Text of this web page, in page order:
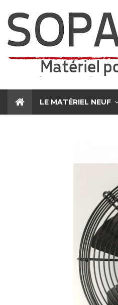
LE MATÉRIEL NEUF